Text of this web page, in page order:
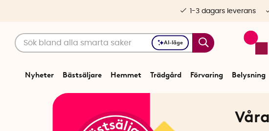
AI-läge
Nyheter Bästsäljare Hemmet Trädgård Förvaring Belysning
1-3 dagars leverans